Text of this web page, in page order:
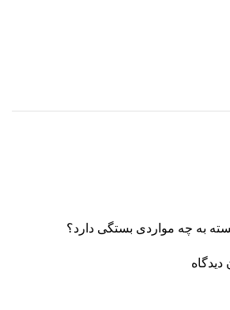
به چه مواردی بستگی دارد؟
دیدگاه